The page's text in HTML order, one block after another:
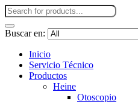
Buscar en:
Inicio
Servicio Técnico
Productos
Heine
Otoscopio